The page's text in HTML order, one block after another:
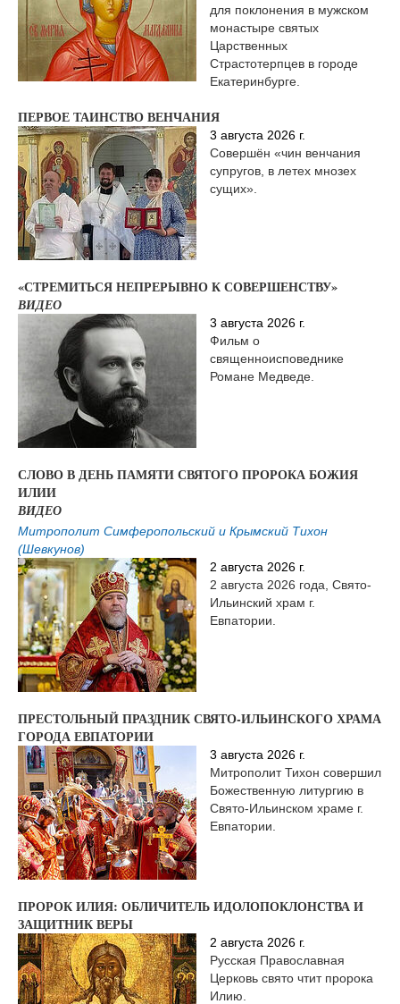
для поклонения в мужском
монастыре святых
Царственных
Страстотерпцев в городе
Екатеринбурге.
ПЕРВОЕ ТАИНСТВО ВЕНЧАНИЯ
3 августа 2026 г.
Совершён «чин венчания
супругов, в летех мнозех
сущих».
«СТРЕМИТЬСЯ НЕПРЕРЫВНО К СОВЕРШЕНСТВУ»
ВИДЕО
3 августа 2026 г.
Фильм о
священноисповеднике
Романе Медведе.
СЛОВО В ДЕНЬ ПАМЯТИ СВЯТОГО ПРОРОКА БОЖИЯ
ИЛИИ
ВИДЕО
Митрополит Симферопольский и Крымский Тихон
(Шевкунов)
2 августа 2026 г.
2 августа 2026 года, Свято-
Ильинский храм г.
Евпатории.
ПРЕСТОЛЬНЫЙ ПРАЗДНИК СВЯТО-ИЛЬИНСКОГО ХРАМА
ГОРОДА ЕВПАТОРИИ
3 августа 2026 г.
Митрополит Тихон совершил
Божественную литургию в
Свято-Ильинском храме г.
Евпатории.
ПРОРОК ИЛИЯ: ОБЛИЧИТЕЛЬ ИДОЛОПОКЛОНСТВА И
ЗАЩИТНИК ВЕРЫ
2 августа 2026 г.
Русская Православная
Церковь свято чтит пророка
Илию.